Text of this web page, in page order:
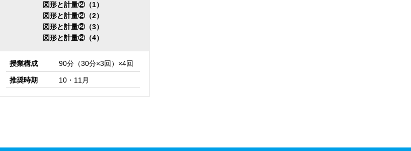
図形と計量②（1）
図形と計量②（2）
図形と計量②（3）
図形と計量②（4）
授業構成 90分（30分×3回）×4回
推奨時期 10・11月